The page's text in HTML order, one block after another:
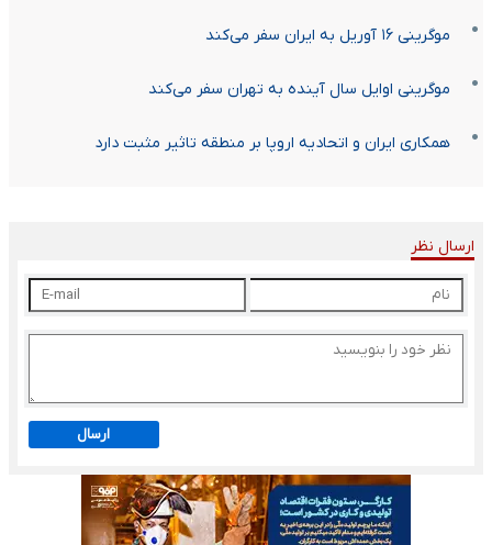
موگرینی ۱۶ آوریل به ایران سفر می‌کند
موگرینی اوایل سال آینده به تهران سفر می‌کند
همکاری ایران و اتحادیه اروپا بر منطقه تاثیر مثبت دارد
ارسال نظر
ارسال